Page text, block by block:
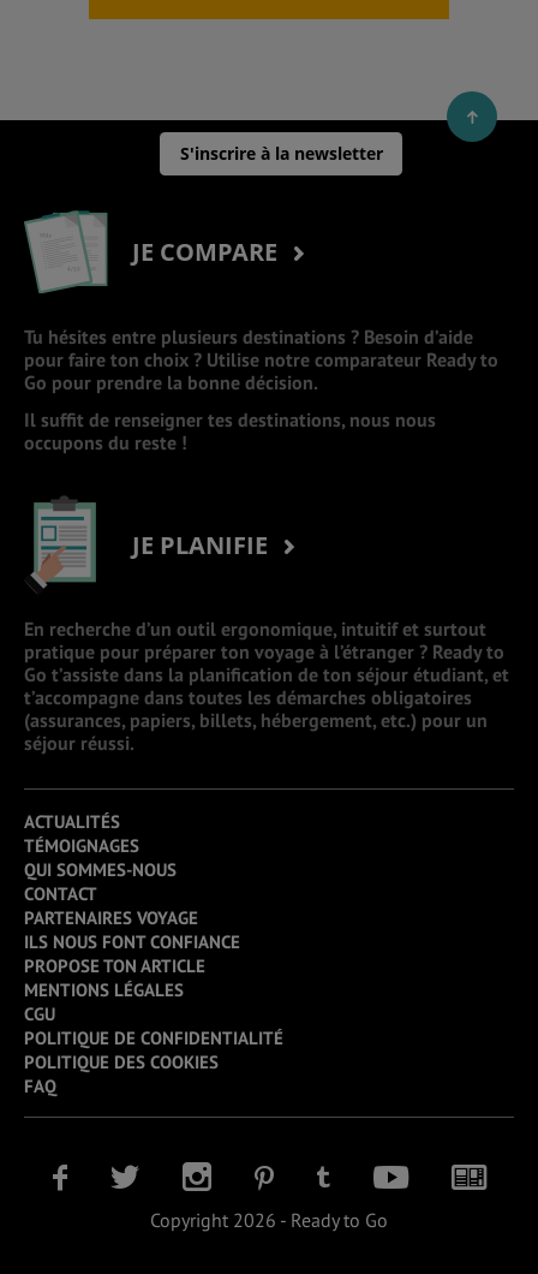
S'inscrire à la newsletter
JE COMPARE
Tu hésites entre plusieurs destinations ? Besoin d’aide
pour faire ton choix ? Utilise notre comparateur Ready to
Go pour prendre la bonne décision.
Il suffit de renseigner tes destinations, nous nous
occupons du reste !
JE PLANIFIE
En recherche d’un outil ergonomique, intuitif et surtout
pratique pour préparer ton voyage à l’étranger ? Ready to
Go t’assiste dans la planification de ton séjour étudiant, et
t’accompagne dans toutes les démarches obligatoires
(assurances, papiers, billets, hébergement, etc.) pour un
séjour réussi.
ACTUALITÉS
TÉMOIGNAGES
QUI SOMMES-NOUS
CONTACT
PARTENAIRES VOYAGE
ILS NOUS FONT CONFIANCE
PROPOSE TON ARTICLE
MENTIONS LÉGALES
CGU
POLITIQUE DE CONFIDENTIALITÉ
POLITIQUE DES COOKIES
FAQ
Copyright 2026 - Ready to Go